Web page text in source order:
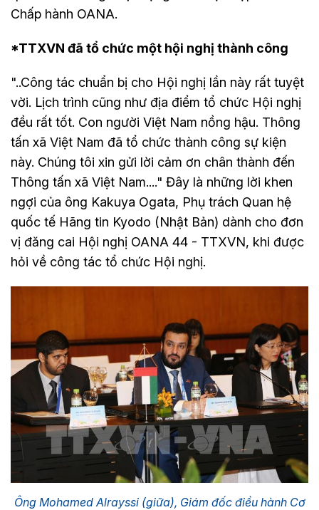
Chấp hành OANA.
*TTXVN đã tổ chức một hội nghị thành công
"..Công tác chuẩn bị cho Hội nghị lần này rất tuyệt
vời. Lịch trình cũng như địa điểm tổ chức Hội nghị
đều rất tốt. Con người Việt Nam nồng hậu. Thông
tấn xã Việt Nam đã tổ chức thành công sự kiện
này. Chúng tôi xin gửi lời cảm ơn chân thành đến
Thông tấn xã Việt Nam...." Đây là những lời khen
ngợi của ông Kakuya Ogata, Phụ trách Quan hệ
quốc tế Hãng tin Kyodo (Nhật Bản) dành cho đơn
vị đăng cai Hội nghị OANA 44 - TTXVN, khi được
hỏi về công tác tổ chức Hội nghị.
Ông Mohamed Alrayssi (giữa), Giám đốc điều hành Cơ